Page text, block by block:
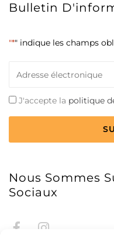
Bulletin
"*" indique les champs
Consentement
J'accepte la politique
CAPTCHA
Nous Sommes
Sociaux